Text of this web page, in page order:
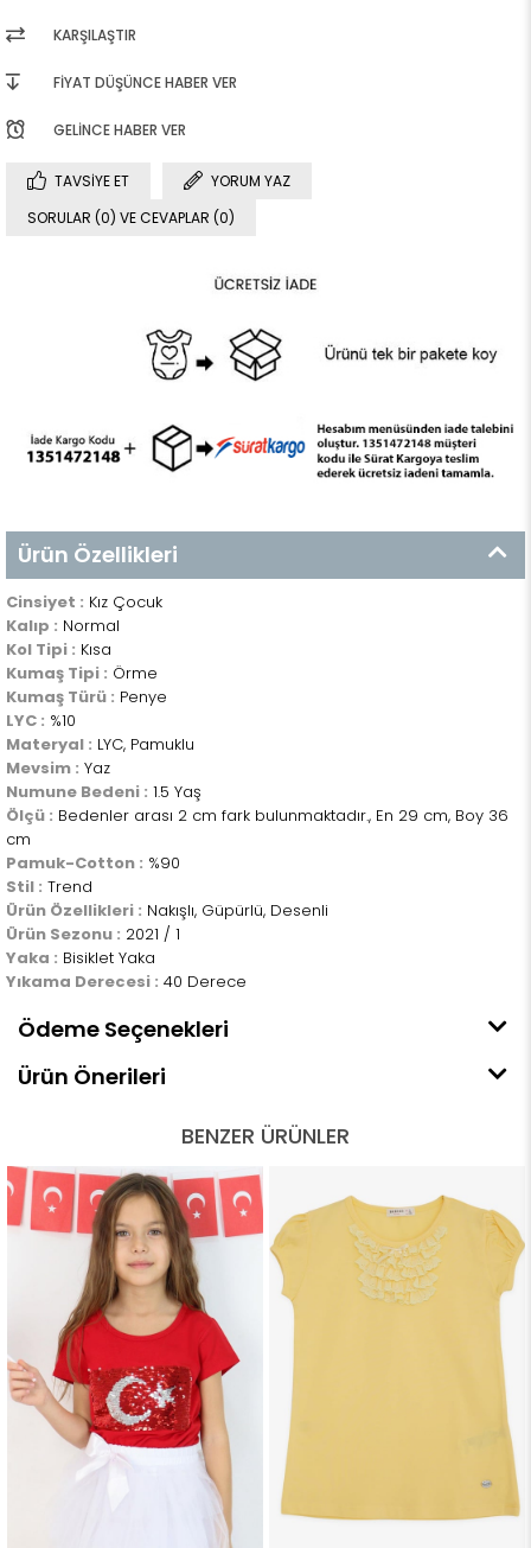
KARŞILAŞTIR
FIYAT DÜŞÜNCE HABER VER
GELINCE HABER VER
TAVSIYE ET
YORUM YAZ
SORULAR (0) VE CEVAPLAR (0)
Ürün Özellikleri
Cinsiyet : Kız Çocuk
Kalıp : Normal
Kol Tipi : Kısa
Kumaş Tipi : Örme
Kumaş Türü : Penye
LYC : %10
Materyal : LYC, Pamuklu
Mevsim : Yaz
Numune Bedeni : 1.5 Yaş
Ölçü : Bedenler arası 2 cm fark bulunmaktadır., En 29 cm, Boy 36
cm
Pamuk-Cotton : %90
Stil : Trend
Ürün Özellikleri : Nakışlı, Güpürlü, Desenli
Ürün Sezonu : 2021 / 1
Yaka : Bisiklet Yaka
Yıkama Derecesi : 40 Derece
Ödeme Seçenekleri
Ürün Önerileri
BENZER ÜRÜNLER